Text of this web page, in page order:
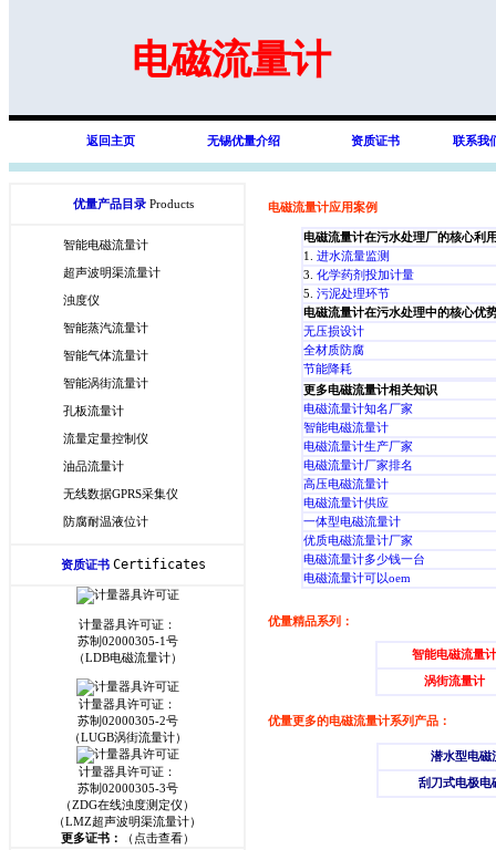
电磁流量计
返回主页 无锡优量介绍 资质证书 联系我
优量产品目录 Products
智能电磁流量计
超声波明渠流量计
浊度仪
智能蒸汽流量计
智能气体流量计
智能涡街流量计
孔板流量计
流量定量控制仪
油品流量计
无线数据GPRS采集仪
防腐耐温液位计
资质证书 Certificates
计量器具许可证：
苏制02000305-1号
（LDB电磁流量计）
计量器具许可证：
苏制02000305-2号
（LUGB涡街流量计）
计量器具许可证：
苏制02000305-3号
（ZDG在线浊度测定仪）
（LMZ超声波明渠流量计）
更多证书：
（点击查看）
电磁流量计应用案例
电磁流量计在污水处理厂的核心利
1. 进水流量监测
3. 化学药剂投加计量
5. 污泥处理环节
电磁流量计在污水处理中的核心优
无压损设计
全材质防腐
节能降耗
更多电磁流量计相关知识
电磁流量计知名厂家
智能电磁流量计
电磁流量计生产厂家
电磁流量计厂家排名
高压电磁流量计
电磁流量计供应
一体型电磁流量计
优质电磁流量计厂家
电磁流量计多少钱一台
电磁流量计可以oem
优量精品系列：
智能电磁流量计
涡街流量计
优量更多的电磁流量计系列产品：
潜水型电磁
刮刀式电极电